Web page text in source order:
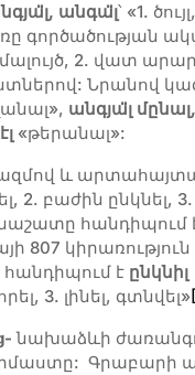
լ, անգալ՝ «1.
գործածության
2. վատ
Նրանով
անգյալ
«թերանալ»:
և
2. բաժին
հանդիպում
807
հանդիպում է
3. լինել, գտնվել»
նախաձևի
Գրաբարի